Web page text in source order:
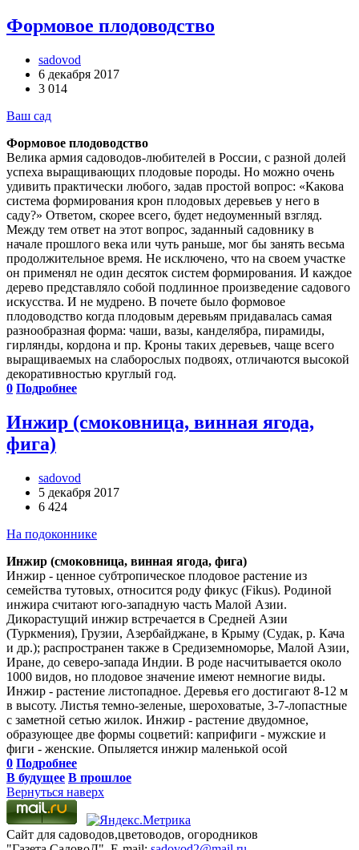
Формовое плодоводство
sadovod
6 декабря 2017
3 014
Ваш сад
Формовое плодоводство
Велика армия садоводов-любителей в России, с разной долей
успеха выращивающих плодовые породы. Но можно очень
удивить практически любого, задав простой вопрос: «Какова
система формирования крон плодовых деревьев у него в
саду?» Ответом, скорее всего, будет недоуменный взгляд.
Между тем ответ на этот вопрос, заданный садовнику в
начале прошлого века или чуть раньше, мог бы занять весьма
продолжительное время. Не исключено, что на своем участке
он применял не один десяток систем формирования. И каждое
дерево представляло собой подлинное произведение садового
искусства. И не мудрено. В почете было формовое
плодоводство когда плодовым деревьям придавалась самая
разнообразная форма: чаши, вазы, канделябра, пирамиды,
гирлянды, кордона и пр. Кроны таких деревьев, чаще всего
выращиваемых на слаборослых подвоях, отличаются высокой
декоративностью круглый год.
0 Подробнее
Инжир (смоковница, винная ягода,
фига)
sadovod
5 декабря 2017
6 424
На подоконнике
Инжир (смоковница, винная ягода, фига)
Инжир - ценное субтропическое плодовое растение из
семейства тутовых, относится роду фикус (Fikus). Родиной
инжира считают юго-западную часть Малой Азии.
Дикорастущий инжир встречается в Средней Азии
(Туркмения), Грузии, Азербайджане, в Крыму (Судак, р. Кача
и др.); распространен также в Средиземноморье, Малой Азии,
Иране, до северо-запада Индии. В роде насчитывается около
1000 видов, но плодовое значение имеют немногие виды.
Инжир - растение листопадное. Деревья его достигают 8-12 м
в высоту. Листья темно-зеленые, шероховатые, 3-7-лопастные
с заметной сетью жилок. Инжир - растение двудомное,
образующее две формы соцветий: каприфиги - мужские и
фиги - женские. Опыляется инжир маленькой осой
0 Подробнее
В будущее В прошлое
Вернуться наверх
Сайт для садоводов,цветоводов, огородников